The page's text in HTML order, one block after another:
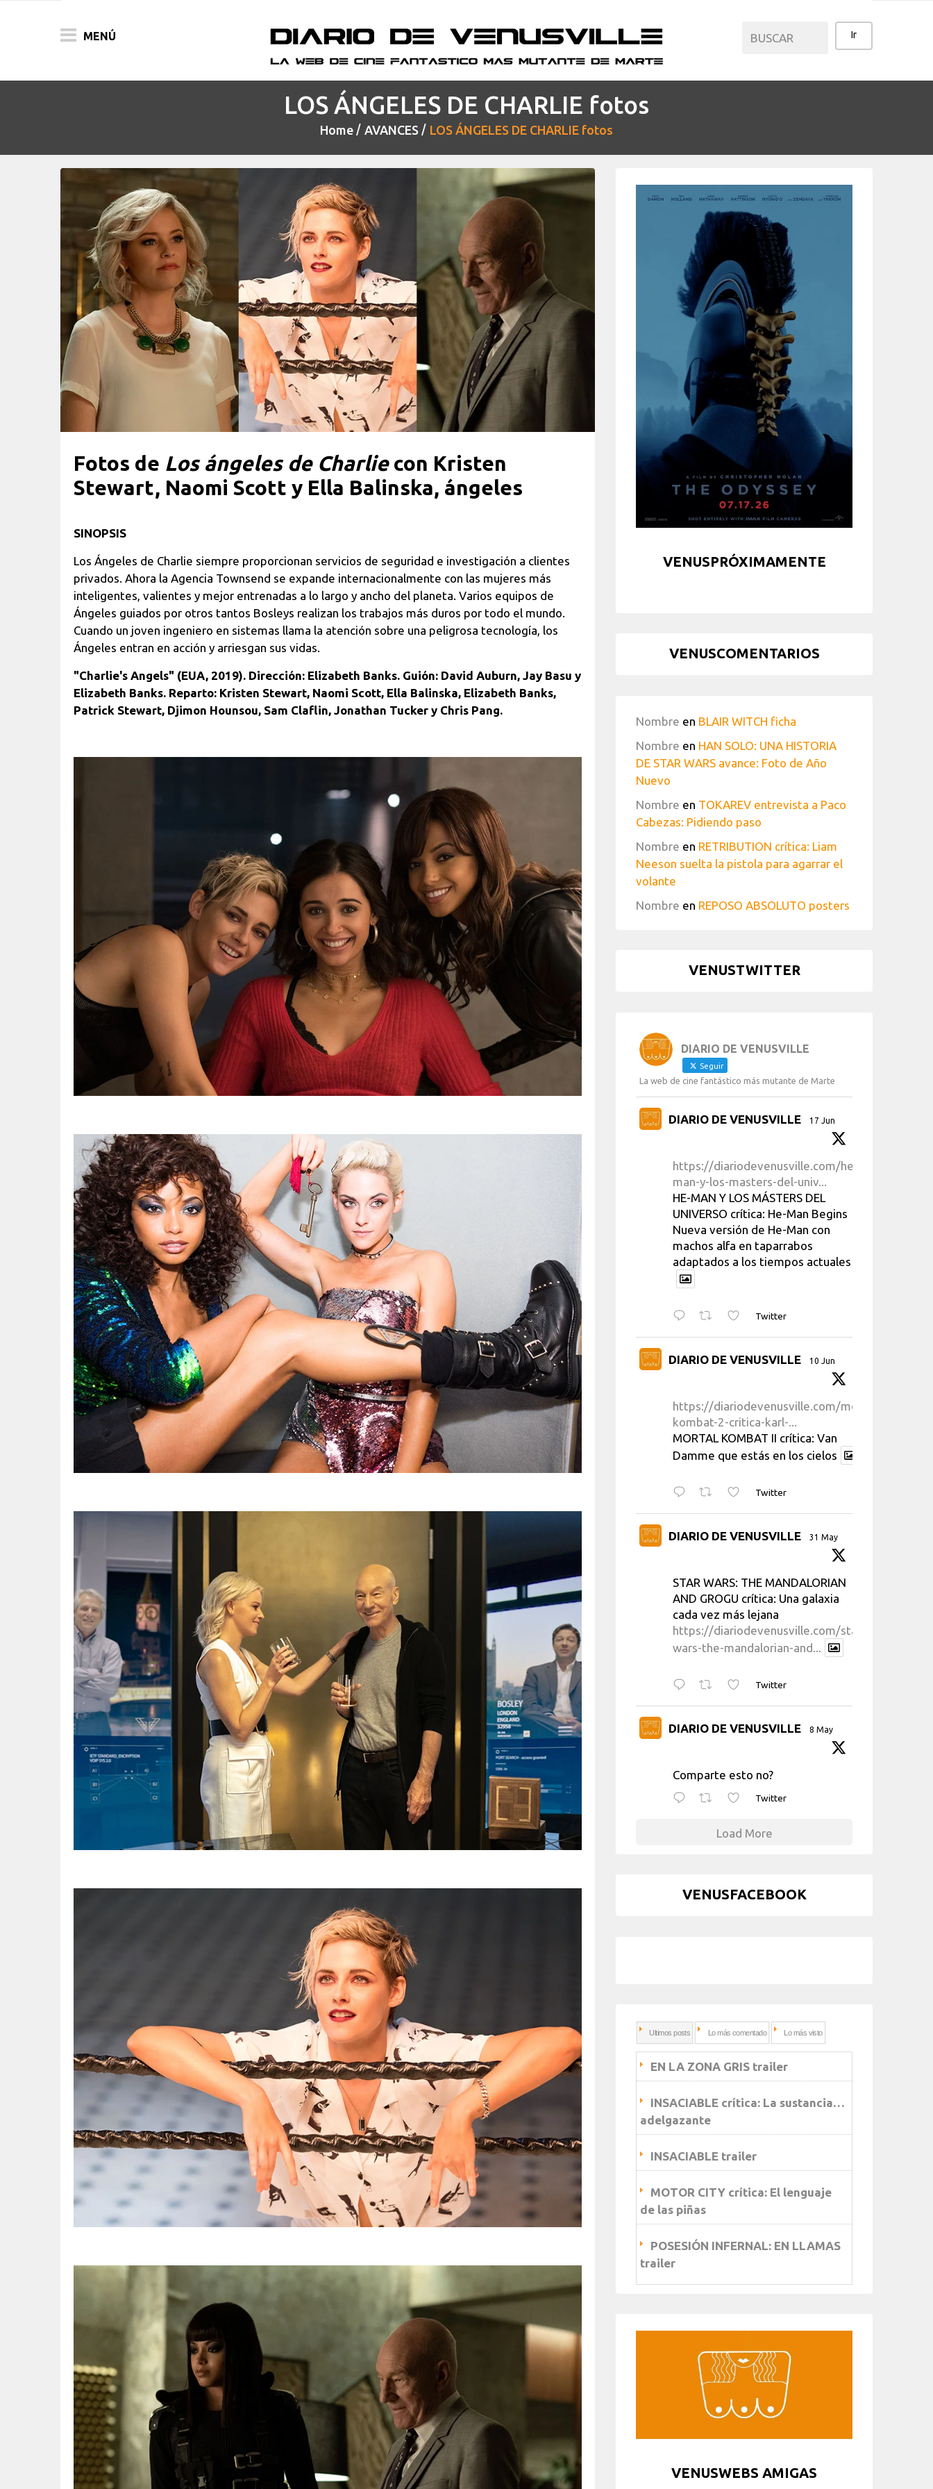
MENÚ
LOS ÁNGELES DE CHARLIE fotos
Home AVANCES LOS ÁNGELES DE CHARLIE fotos
Fotos de Los ángeles de Charliecon Kristen
Stewart, Naomi Scott y Ella Balinska, ángeles
SINOPSIS
Los Ángeles de Charlie siempre proporcionan servicios de seguridad e investigación a clientes
privados. Ahora la Agencia Townsend se expande internacionalmente con las mujeres más
inteligentes, valientes y mejor entrenadas a lo largo y ancho del planeta. Varios equipos de
Ángeles guiados por otros tantos Bosleys realizan los trabajos más duros por todo el mundo.
Cuando un joven ingeniero en sistemas llama la atención sobre una peligrosa tecnología, los
Ángeles entran en acción y arriesgan sus vidas.
"Charlie's Angels" (EUA, 2019). Dirección: Elizabeth Banks. Guión: David Auburn, Jay Basu y
Elizabeth Banks. Reparto: Kristen Stewart, Naomi Scott, Ella Balinska, Elizabeth Banks,
Patrick Stewart, Djimon Hounsou, Sam Claflin, Jonathan Tucker y Chris Pang.
VENUSPRÓXIMAMENTE
VENUSCOMENTARIOS
Nombre en BLAIR WITCH ficha
Nombre en HAN SOLO: UNA HISTORIA
DE STAR WARS avance: Foto de Año
Nuevo
Nombre en TOKAREV entrevista a Paco
Cabezas: Pidiendo paso
Nombre en RETRIBUTION crítica: Liam
Neeson suelta la pistola para agarrar el
volante
Nombre en REPOSO ABSOLUTO posters
VENUSTWITTER
DIARIO DE VENUSVILLE
Seguir
La web de cine fantástico más mutante de Marte
DIARIO DE VENUSVILLE 17 Jun
https://diariodevenusville.com/he-
man-y-los-masters-del-univ...
HE-MAN Y LOS MÁSTERS DEL
UNIVERSO crítica: He-Man Begins
Nueva versión de He-Man con
machos alfa en taparrabos
adaptados a los tiempos actuales
Twitter
DIARIO DE VENUSVILLE 10 Jun
https://diariodevenusville.com/mortal-
kombat-2-critica-karl-...
MORTAL KOMBAT II crítica: Van
Damme que estás en los cielos
Twitter
DIARIO DE VENUSVILLE 31 May
STAR WARS: THE MANDALORIAN
AND GROGU crítica: Una galaxia
cada vez más lejana
https://diariodevenusville.com/star-
wars-the-mandalorian-and...
Twitter
DIARIO DE VENUSVILLE 8 May
Comparte esto no?
Twitter
Load More
VENUSFACEBOOK
Ultimos posts Lo más comentado Lo más visto
EN LA ZONA GRIS trailer
INSACIABLE crítica: La sustancia…
adelgazante
INSACIABLE trailer
MOTOR CITY crítica: El lenguaje
de las piñas
POSESIÓN INFERNAL: EN LLAMAS
trailer
VENUSWEBS AMIGAS
PRENSA
FESTIVALES